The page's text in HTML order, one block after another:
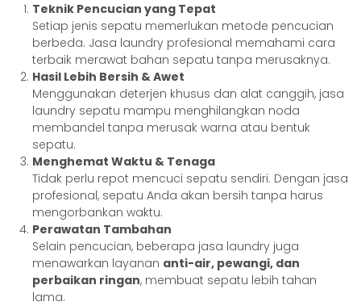
Teknik Pencucian yang Tepat
Setiap jenis sepatu memerlukan metode pencucian
berbeda. Jasa laundry profesional memahami cara
terbaik merawat bahan sepatu tanpa merusaknya.
Hasil Lebih Bersih & Awet
Menggunakan deterjen khusus dan alat canggih, jasa
laundry sepatu mampu menghilangkan noda
membandel tanpa merusak warna atau bentuk
sepatu.
Menghemat Waktu & Tenaga
Tidak perlu repot mencuci sepatu sendiri. Dengan jasa
profesional, sepatu Anda akan bersih tanpa harus
mengorbankan waktu.
Perawatan Tambahan
Selain pencucian, beberapa jasa laundry juga
menawarkan layanan anti-air, pewangi, dan
perbaikan ringan, membuat sepatu lebih tahan
lama.